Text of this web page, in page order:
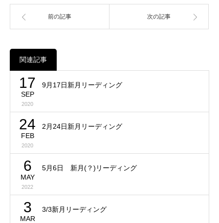
前の記事 次の記事
関連記事
17
SEP
2020
9月17日新月リーディング
24
FEB
2020
2月24日新月リーディング
6
MAY
2022
5月6日 新月(？)リーディング
3
MAR
3/3新月リーディング